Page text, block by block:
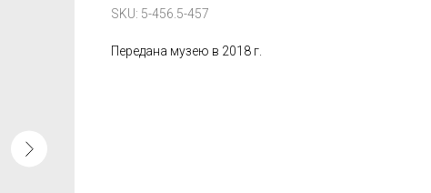
SKU: 5-456.5-457
Передана музею в 2018 г.